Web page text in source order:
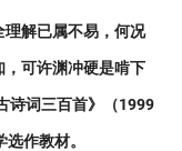
理解已属不易，何况
可许渊冲硬是啃下
诗词三百首》（1999
作教材。